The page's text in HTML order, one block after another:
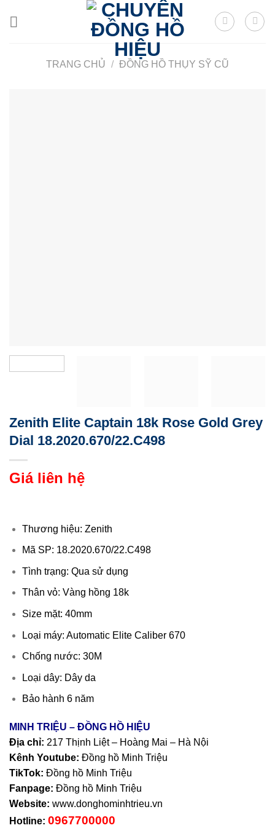
TRANG CHỦ / ĐỒNG HỒ THỤY SỸ CŨ
Zenith Elite Captain 18k Rose Gold Grey
Dial 18.2020.670/22.C498
Giá liên hệ
Thương hiệu: Zenith
Mã SP: 18.2020.670/22.C498
Tình trạng: Qua sử dụng
Thân vỏ: Vàng hồng 18k
Size mặt: 40mm
Loại máy: Automatic Elite Caliber 670
Chống nước: 30M
Loại dây: Dây da
Bảo hành 6 năm
MINH TRIỆU – ĐỒNG HỒ HIỆU
Địa chỉ: 217 Thịnh Liệt – Hoàng Mai – Hà Nội
Kênh Youtube: Đồng hồ Minh Triệu
TikTok: Đồng hồ Minh Triệu
Fanpage: Đồng hồ Minh Triệu
Website: www.donghominhtrieu.vn
Hotline: 0967700000